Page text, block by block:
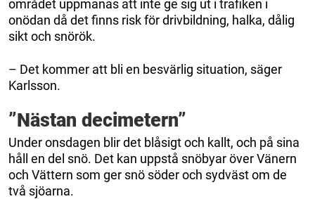
området uppmanas att inte ge sig ut i trafiken i
onödan då det finns risk för drivbildning, halka, dålig
sikt och snörök.
– Det kommer att bli en besvärlig situation, säger
Karlsson.
”Nästan decimetern”
Under onsdagen blir det blåsigt och kallt, och på sina
håll en del snö. Det kan uppstå snöbyar över Vänern
och Vättern som ger snö söder och sydväst om de
två sjöarna.